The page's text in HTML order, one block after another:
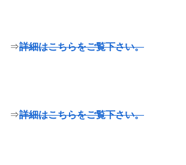
⇒詳細はこちらをご覧下さい。
⇒詳細はこちらをご覧下さい。